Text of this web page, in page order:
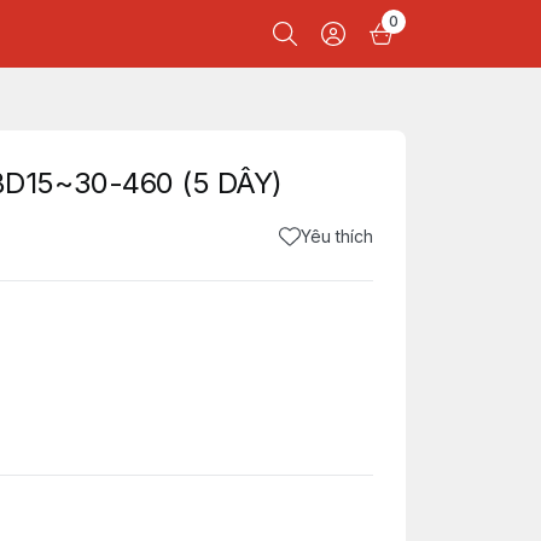
0
460 (5 DÂY)
Yêu thích